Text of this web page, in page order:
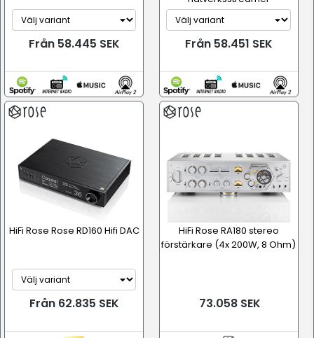
Från 58.445 SEK Från 58.451 SEK
HiFi Rose Rose RD160 Hifi DAC
Från 62.835 SEK
HiFi Rose RA180 stereo
förstärkare (4x 200W, 8 Ohm)
73.058 SEK